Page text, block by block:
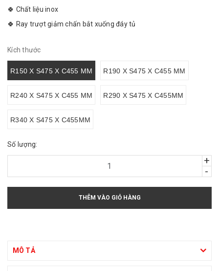
🍀 Chất liệu inox
🍀 Ray trượt giảm chấn bắt xuống đáy tủ
Kích thước
R150 X S475 X C455 MM R190 X S475 X C455 MM
R240 X S475 X C455 MM R290 X S475 X C455MM
R340 X S475 X C455MM
Số lượng:
+
-
THÊM VÀO GIỎ HÀNG
MÔ TẢ